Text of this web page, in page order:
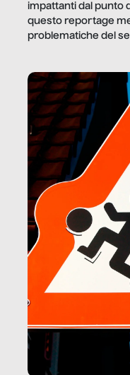
impattanti dal punto
questo reportage
problematiche del